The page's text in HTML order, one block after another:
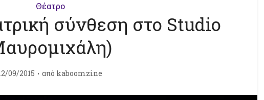
Θέατρο
σύνθεση στο Studio
09/2015 από kaboomzine